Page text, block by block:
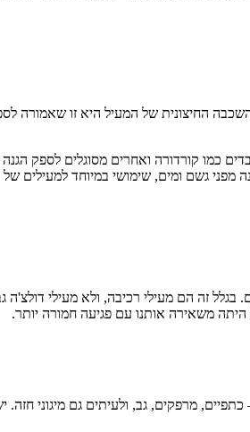
החיצונית של המעיל היא זו שאמורה
כמו קורדורה ואחרים מסוגלים לספק
גשם ומים, שימושי במיוחד למעילים של
בגלל זה הם מעילי רכיבה, ולא מעילי
משאירה אותנו עם פגיעה חמורה יותר.
מרפקים, גב, ולעיתים גם מיגוני